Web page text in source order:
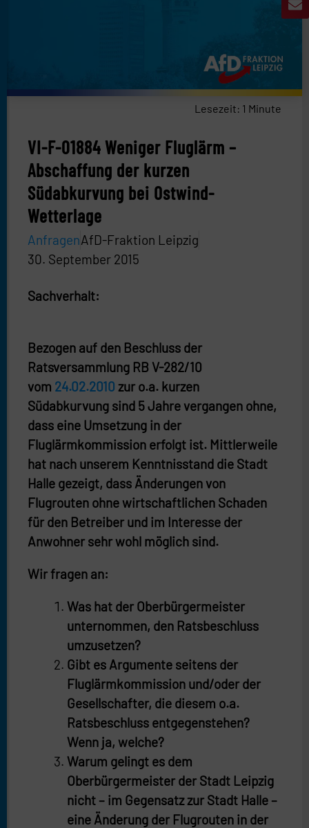
Lesezeit: 1 Minute
VI-F-01884 Weniger Fluglärm –
Abschaffung der kurzen
Südabkurvung bei Ostwind-
Wetterlage
AnfragenAfD-Fraktion Leipzig
30. September 2015
Sachverhalt:
Bezogen auf den Beschluss der
Ratsversammlung RB V-282/10
vom 24.02.2010 zur o.a. kurzen
Südabkurvung sind 5 Jahre vergangen ohne,
dass eine Umsetzung in der
Fluglärmkommission erfolgt ist. Mittlerweile
hat nach unserem Kenntnisstand die Stadt
Halle gezeigt, dass Änderungen von
Flugrouten ohne wirtschaftlichen Schaden
für den Betreiber und im Interesse der
Anwohner sehr wohl möglich sind.
Wir fragen an:
Was hat der Oberbürgermeister
unternommen, den Ratsbeschluss
umzusetzen?
Gibt es Argumente seitens der
Fluglärmkommission und/oder der
Gesellschafter, die diesem o.a.
Ratsbeschluss entgegenstehen?
Wenn ja, welche?
Warum gelingt es dem
Oberbürgermeister der Stadt Leipzig
nicht – im Gegensatz zur Stadt Halle –
eine Änderung der Flugrouten in der